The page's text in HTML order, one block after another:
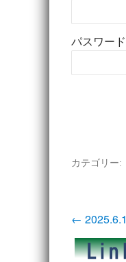
パスワード
カテゴリー:
投
ナ
ビ
←